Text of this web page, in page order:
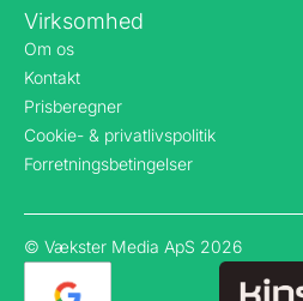
Virksomhed
Om os
Kontakt
Prisberegner
Cookie- & privatlivspolitik
Forretningsbetingelser
© Vækster Media ApS 2026